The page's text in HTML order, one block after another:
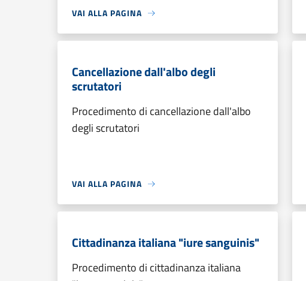
VAI ALLA PAGINA
Cancellazione dall'albo degli
scrutatori
Procedimento di cancellazione dall'albo
degli scrutatori
VAI ALLA PAGINA
Cittadinanza italiana "iure sanguinis"
Procedimento di cittadinanza italiana